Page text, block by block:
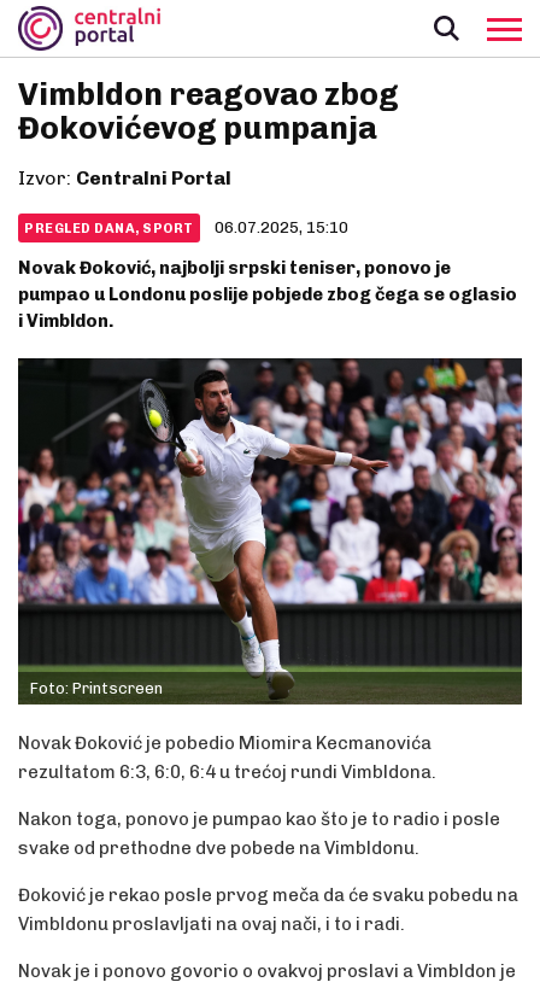
Vimbldon reagovao zbog
Đokovićevog pumpanja
Izvor: Centralni Portal
PREGLED DANA, SPORT 06.07.2025, 15:10
Novak Đoković, najbolji srpski teniser, ponovo je
pumpao u Londonu poslije pobjede zbog čega se oglasio
i Vimbldon.
Foto: Printscreen
Novak Đoković je pobedio Miomira Kecmanovića
rezultatom 6:3, 6:0, 6:4 u trećoj rundi Vimbldona.
Nakon toga, ponovo je pumpao kao što je to radio i posle
svake od prethodne dve pobede na Vimbldonu.
Đoković je rekao posle prvog meča da će svaku pobedu na
Vimbldonu proslavljati na ovaj nači, i to i radi.
Novak je i ponovo govorio o ovakvoj proslavi a Vimbldon je